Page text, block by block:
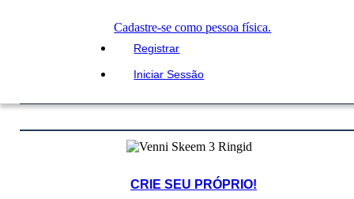
Cadastre-se como pessoa física.
Registrar
Iniciar Sessão
CRIE SEU PRÓPRIO!